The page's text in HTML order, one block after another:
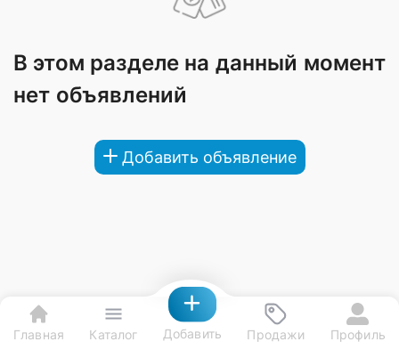
В этом разделе на данный момент
нет объявлений
Добавить объявление
Главная Каталог Добавить Продажи Профиль